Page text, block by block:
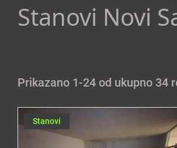
Stanovi Novi
Prikazano 1-24 od ukupno 34
Stanovi